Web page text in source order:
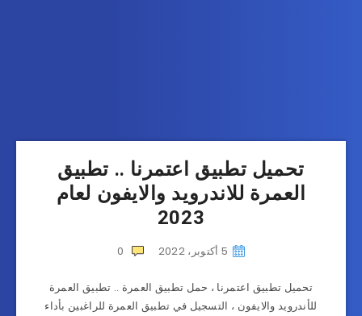
تحميل تطبيق اعتمرنا .. تطبيق
العمرة للاندرويد والايفون لعام
2023
5 أكتوبر، 2022 0
تحميل تطبيق اعتمرنا ، حمل تطبيق العمرة .. تطبيق العمرة
للأندرويد والايفون ، التسجيل في تطبيق العمرة للراغبين بأداء